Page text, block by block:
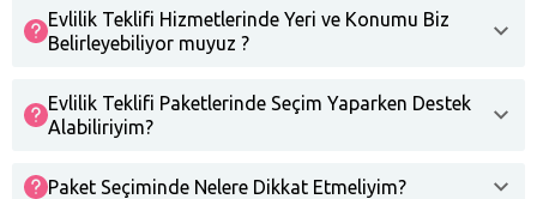
Evlilik Teklifi Hizmetlerinde Yeri ve Konumu Biz
Belirleyebiliyor muyuz ?
Evlilik Teklifi Paketlerinde Seçim Yaparken Destek
Alabiliriyim?
Paket Seçiminde Nelere Dikkat Etmeliyim?